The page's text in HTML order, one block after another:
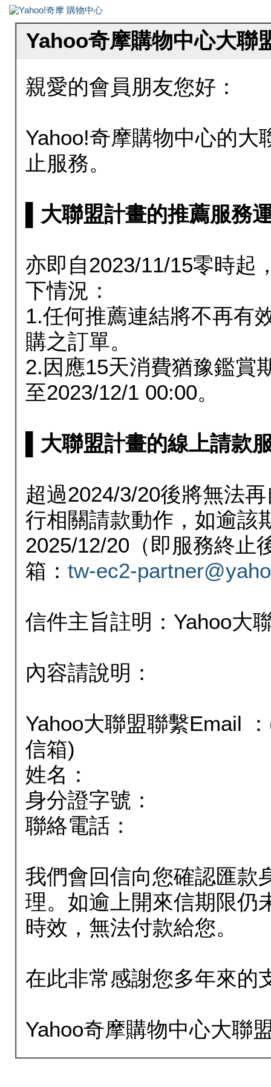
Yahoo奇摩購物中心大聯
親愛的會員朋友您好：
Yahoo!奇摩購物中心的大
止服務。
▌大聯盟計畫的推薦服務
亦即自2023/11/15零時起
下情況：
1.任何推薦連結將不再有
購之訂單。
2.因應15天消費猶豫鑑賞
至2023/12/1 00:00。
▌大聯盟計畫的線上請款
超過2024/3/20後將無法
行相關請款動作，如逾該
2025/12/20（即服務終止
箱： tw-ec2-
信件主旨註明：Yahoo大
內容請說明：
Yahoo大聯盟聯繫Email
信箱)
姓名：
身分證字號：
聯絡電話：
我們會回信向您確認匯款
理。如逾上開來信期限仍
時效，無法付款給您。
在此非常感謝您多年來的
Yahoo奇摩購物中心大